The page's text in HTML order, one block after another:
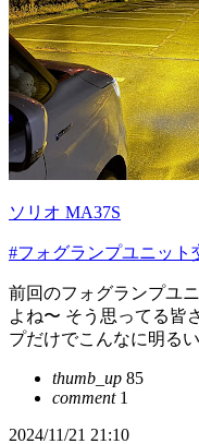
ソリオ MA37S
#フォグランプユニット
前回のフォグランプユ
よね〜 そう思ってる皆
プだけでこんなに明る
thumb_up 85
comment1
2024/11/21 21:10